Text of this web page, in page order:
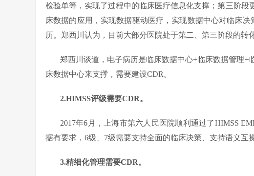
检验单等，实现了过程中的临床医疗信息化支撑；第三阶段
床数据的应用，实现数据驱动医疗，实现数据中心对临床
历。郑西川认为，目前大部分医院处于第二、第三阶段的转
郑西川谈道，电子病历是临床数据中心+临床数据管理
床数据中心来支撑，需要建设CDR。
2.HIMSS评级需要CDR。
2017年6月，上海市第六人民医院顺利通过了HIMSS
据有要求，6级、7级需要支持全面的临床决策、支持语义互
3.精细化管理需要CDR。